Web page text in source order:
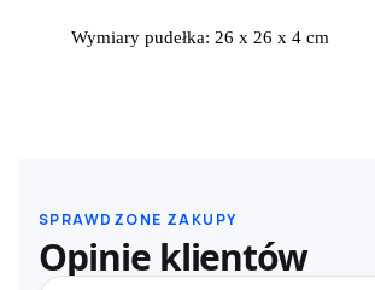
Wymiary pudełka: 26 x 26 x 4 cm
SPRAWDZONE ZAKUPY
Opinie klientów